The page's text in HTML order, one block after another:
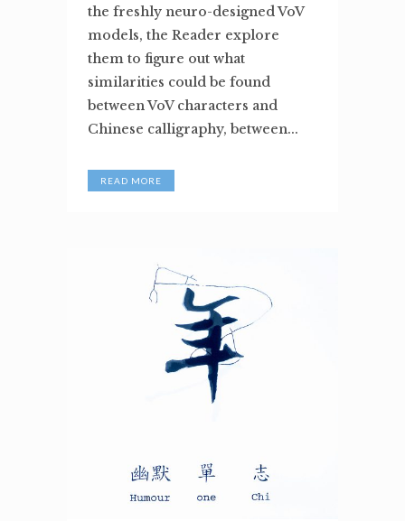
the freshly neuro-designed VoV
models, the Reader explore
them to figure out what
similarities could be found
between VoV characters and
Chinese calligraphy, between...
READ MORE